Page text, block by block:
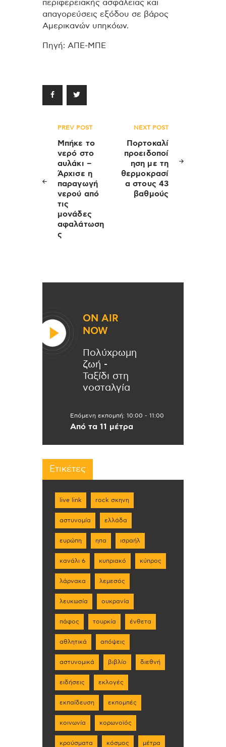
περιφερειακής ασφάλειας και
απαγορεύσεις εξόδου σε βάρος
Αμερικανών υπηκόων.
Πηγή: ΑΠΕ-ΜΠΕ
Πλοήγηση
άρθρων
PREV POST
Μπήκε το
νερό στο
αυλάκι –
Άρχισε η
παραγωγή
νερού από
τις
μονάδες
αφαλάτωση
ς
NEXT POST
Πορτοκαλί
προειδοποί
ηση με τη
θερμοκρασί
α στους 43
βαθμούς
ON AIR
NOW
Πολύχρωμη
ζωή -
Ταξίδι στη
νοσταλγία
Επόμενη εκπομπή: 10:00 - 11:00
Από τα 11 μέτρα
Ετικέτες
live link rock σκηνη
αστυνομία ελλάδα
ευρώπη ηπα ισραήλ
κανάλι 6 κυπριακό κύπρος
λάρνακα λεμεσός
λευκωσία ουκρανία
πάφος τουρκία ένθετα
αθλητικά απόψεις
αστυνομικά βιβλίο διεθνή
ειδήσεις εκλογές
εκπαίδευση εκπομπές
κοινωνία κορωνοϊός
κρούσματα κόσμος μέτρα